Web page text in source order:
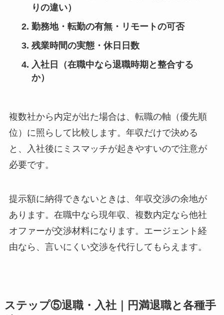
りの違い）
勤務地・転勤の有無・リモートの可否
残業時間の実態・休日日数
入社日（在職中なら退職時期と整合する
か）
複数社から内定が出た場合は、転職の軸（優先順
位）に照らして比較します。年収だけで決める
と、入社後にミスマッチが起きやすいので注意が
必要です。
提示額に納得できないときは、年収交渉の余地が
あります。在職中なら現年収、複数内定なら他社
オファーが交渉材料になります。エージェント経
由なら、言いにくい交渉を代行してもらえます。
ステップ⑤退職・入社｜円満退職と各種手